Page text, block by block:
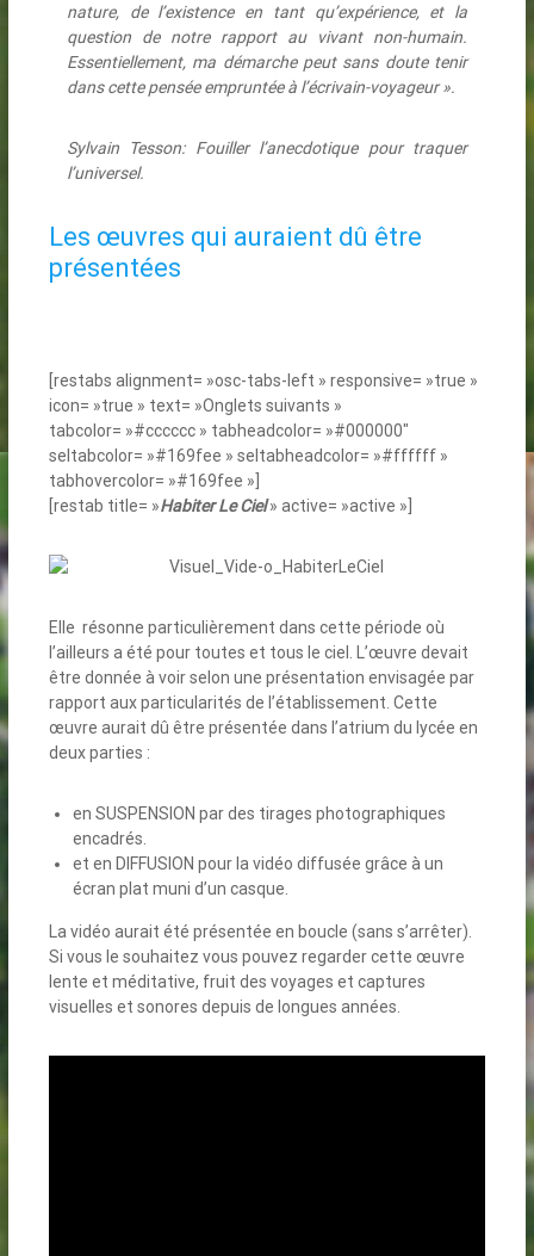
nature, de l’existence en tant qu’expérience, et la
question de notre rapport au vivant non-humain.
Essentiellement, ma démarche peut sans doute tenir
dans cette pensée empruntée à l’écrivain-voyageur ».
Sylvain Tesson: Fouiller l’anecdotique pour traquer
l’universel.
Les œuvres qui auraient dû être
présentées
[restabs alignment= »osc-tabs-left » responsive= »true »
icon= »true » text= »Onglets suivants »
tabcolor= »#cccccc » tabheadcolor= »#000000″
seltabcolor= »#169fee » seltabheadcolor= »#ffffff »
tabhovercolor= »#169fee »]
[restab title= »Habiter Le Ciel» active= »active »]
Elle résonne particulièrement dans cette période où
l’ailleurs a été pour toutes et tous le ciel. L’œuvre devait
être donnée à voir selon une présentation envisagée par
rapport aux particularités de l’établissement. Cette
œuvre aurait dû être présentée dans l’atrium du lycée en
deux parties :
en SUSPENSION par des tirages photographiques
encadrés.
et en DIFFUSION pour la vidéo diffusée grâce à un
écran plat muni d’un casque.
La vidéo aurait été présentée en boucle (sans s’arrêter).
Si vous le souhaitez vous pouvez regarder cette œuvre
lente et méditative, fruit des voyages et captures
visuelles et sonores depuis de longues années.